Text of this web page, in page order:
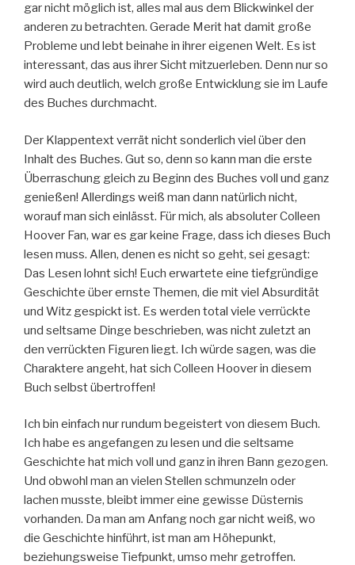
gar nicht möglich ist, alles mal aus dem Blickwinkel der
anderen zu betrachten. Gerade Merit hat damit große
Probleme und lebt beinahe in ihrer eigenen Welt. Es ist
interessant, das aus ihrer Sicht mitzuerleben. Denn nur so
wird auch deutlich, welch große Entwicklung sie im Laufe
des Buches durchmacht.
Der Klappentext verrät nicht sonderlich viel über den
Inhalt des Buches. Gut so, denn so kann man die erste
Überraschung gleich zu Beginn des Buches voll und ganz
genießen! Allerdings weiß man dann natürlich nicht,
worauf man sich einlässt. Für mich, als absoluter Colleen
Hoover Fan, war es gar keine Frage, dass ich dieses Buch
lesen muss. Allen, denen es nicht so geht, sei gesagt:
Das Lesen lohnt sich! Euch erwartete eine tiefgründige
Geschichte über ernste Themen, die mit viel Absurdität
und Witz gespickt ist. Es werden total viele verrückte
und seltsame Dinge beschrieben, was nicht zuletzt an
den verrückten Figuren liegt. Ich würde sagen, was die
Charaktere angeht, hat sich Colleen Hoover in diesem
Buch selbst übertroffen!
Ich bin einfach nur rundum begeistert von diesem Buch.
Ich habe es angefangen zu lesen und die seltsame
Geschichte hat mich voll und ganz in ihren Bann gezogen.
Und obwohl man an vielen Stellen schmunzeln oder
lachen musste, bleibt immer eine gewisse Düsternis
vorhanden. Da man am Anfang noch gar nicht weiß, wo
die Geschichte hinführt, ist man am Höhepunkt,
beziehungsweise Tiefpunkt, umso mehr getroffen.